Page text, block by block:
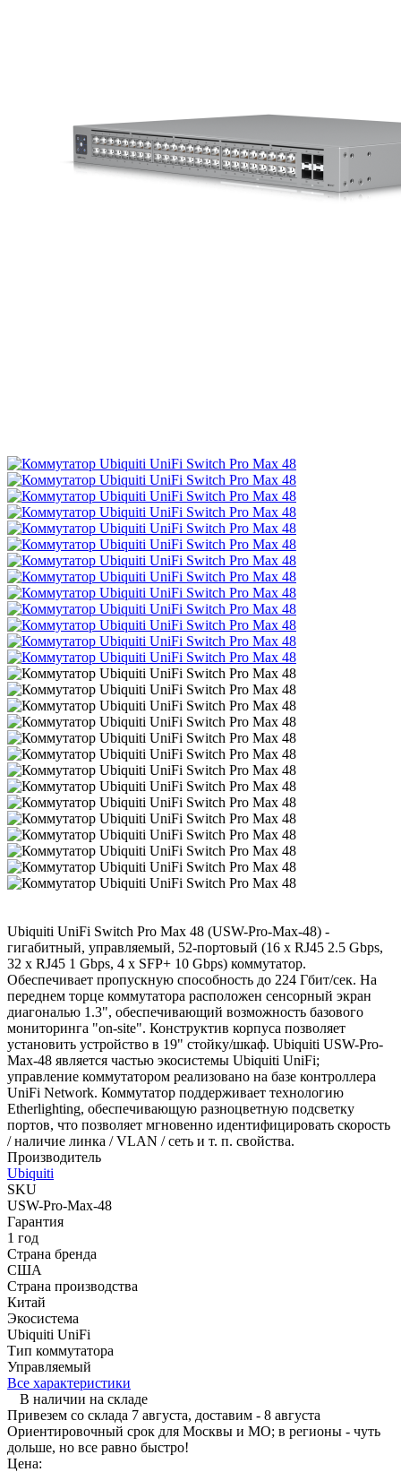
Ubiquiti UniFi Switch Pro Max 48 (USW-Pro-Max-48) -
гигабитный, управляемый, 52-портовый (16 x RJ45 2.5 Gbps,
32 x RJ45 1 Gbps, 4 x SFP+ 10 Gbps) коммутатор.
Обеспечивает пропускную способность до 224 Гбит/сек. На
переднем торце коммутатора расположен сенсорный экран
диагональю 1.3", обеспечивающий возможность базового
мониторинга "on-site". Конструктив корпуса позволяет
установить устройство в 19" стойку/шкаф. Ubiquiti USW-Pro-
Max-48 является частью экосистемы Ubiquiti UniFi;
управление коммутатором реализовано на базе контроллера
UniFi Network. Коммутатор поддерживает технологию
Etherlighting, обеспечивающую разноцветную подсветку
портов, что позволяет мгновенно идентифицировать скорость
/ наличие линка / VLAN / сеть и т. п. свойства.
Производитель
Ubiquiti
SKU
USW-Pro-Max-48
Гарантия
1 год
Страна бренда
США
Страна производства
Китай
Экосистема
Ubiquiti UniFi
Тип коммутатора
Управляемый
Все характеристики
В наличии на складе
Привезем со склада 7 августа, доставим - 8 августа
Ориентировочный срок для Москвы и МО; в регионы - чуть
дольше, но все равно быстро!
Цена: